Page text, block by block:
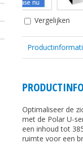
Vergelijken
Optimaliseer de
met de Polar U-
een inhoud tot
ruimte voor een